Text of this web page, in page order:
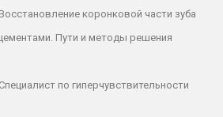
коронковой части зуба
Пути и методы решения
по гиперчувствительности